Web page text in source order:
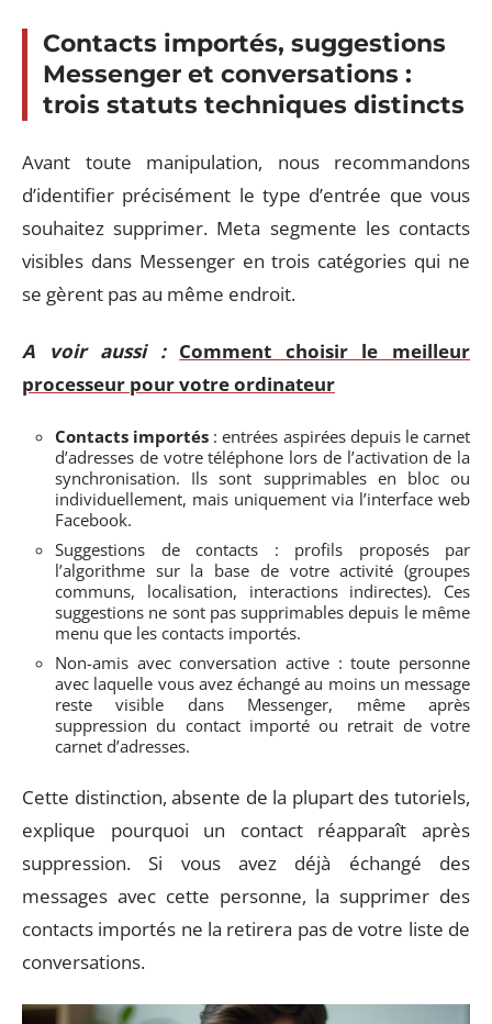
Contacts importés, suggestions
Messenger et conversations :
trois statuts techniques distincts
Avant toute manipulation, nous recommandons
d’identifier précisément le type d’entrée que vous
souhaitez supprimer. Meta segmente les contacts
visibles dans Messenger en trois catégories qui ne
se gèrent pas au même endroit.
A voir aussi : Comment choisir le meilleur
processeur pour votre ordinateur
Contacts importés : entrées aspirées depuis le carnet
d’adresses de votre téléphone lors de l’activation de la
synchronisation. Ils sont supprimables en bloc ou
individuellement, mais uniquement via l’interface web
Facebook.
Suggestions de contacts : profils proposés par
l’algorithme sur la base de votre activité (groupes
communs, localisation, interactions indirectes). Ces
suggestions ne sont pas supprimables depuis le même
menu que les contacts importés.
Non-amis avec conversation active : toute personne
avec laquelle vous avez échangé au moins un message
reste visible dans Messenger, même après
suppression du contact importé ou retrait de votre
carnet d’adresses.
Cette distinction, absente de la plupart des tutoriels,
explique pourquoi un contact réapparaît après
suppression. Si vous avez déjà échangé des
messages avec cette personne, la supprimer des
contacts importés ne la retirera pas de votre liste de
conversations.